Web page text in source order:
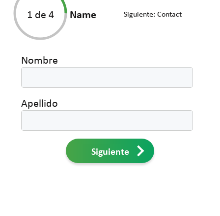
1 de 4 Name Siguiente: Contact
Nombre
Apellido
Siguiente